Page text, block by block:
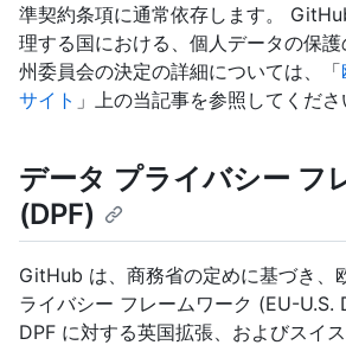
準契約条項に通常依存します。
理する国における、個人データの保
州委員会の決定の詳細については、「
サイト 」上の当記事を参照してくださ
データ プライバシー フ
(DPF)
GitHub は、商務省の定めに基づき、
ライバシー フレームワーク (EU-U.S.
DPF に対する英国拡張、およびスイ